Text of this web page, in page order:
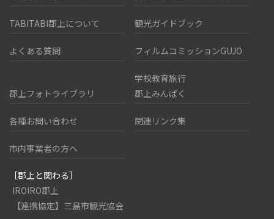
TABITABI郡上について 観光ガイドブック
よくある質問 フィルムコミッションGUJO
郡上フォトライブラリ
学校教育旅行
郡上みんぱく
各種お問い合わせ 関連リンク集
市内事業者の方へ
［郡上と関わる］
IROIRO郡上
【連携協定】三島市観光協会